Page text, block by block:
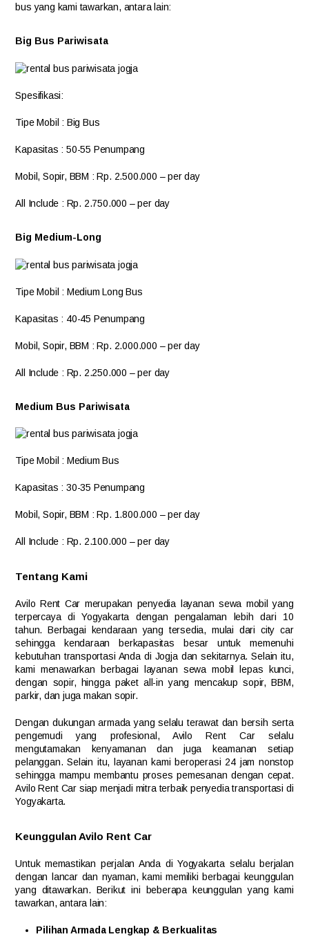
bus yang kami tawarkan, antara lain:
Big Bus Pariwisata
Spesifikasi:
Tipe Mobil : Big Bus
Kapasitas : 50-55 Penumpang
Mobil, Sopir, BBM : Rp. 2.500.000 – per day
All Include : Rp. 2.750.000 – per day
Big Medium-Long
Tipe Mobil : Medium Long Bus
Kapasitas : 40-45 Penumpang
Mobil, Sopir, BBM : Rp. 2.000.000 – per day
All Include : Rp. 2.250.000 – per day
Medium Bus Pariwisata
Tipe Mobil : Medium Bus
Kapasitas : 30-35 Penumpang
Mobil, Sopir, BBM : Rp. 1.800.000 – per day
All Include : Rp. 2.100.000 – per day
Tentang Kami
Avilo Rent Car merupakan penyedia layanan sewa mobil yang
terpercaya di Yogyakarta dengan pengalaman lebih dari 10
tahun. Berbagai kendaraan yang tersedia, mulai dari city car
sehingga kendaraan berkapasitas besar untuk memenuhi
kebutuhan transportasi Anda di Jogja dan sekitarnya. Selain itu,
kami menawarkan berbagai layanan sewa mobil lepas kunci,
dengan sopir, hingga paket all-in yang mencakup sopir, BBM,
parkir, dan juga makan sopir.
Dengan dukungan armada yang selalu terawat dan bersih serta
pengemudi yang profesional, Avilo Rent Car selalu
mengutamakan kenyamanan dan juga keamanan setiap
pelanggan. Selain itu, layanan kami beroperasi 24 jam nonstop
sehingga mampu membantu proses pemesanan dengan cepat.
Avilo Rent Car siap menjadi mitra terbaik penyedia transportasi di
Yogyakarta.
Keunggulan Avilo Rent Car
Untuk memastikan perjalan Anda di Yogyakarta selalu berjalan
dengan lancar dan nyaman, kami memiliki berbagai keunggulan
yang ditawarkan. Berikut ini beberapa keunggulan yang kami
tawarkan, antara lain:
Pilihan Armada Lengkap & Berkualitas